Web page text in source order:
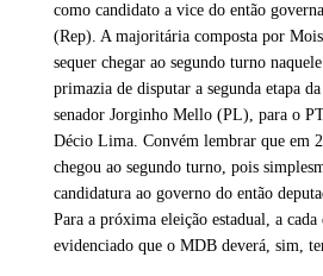
como candidato a vice do então
(Rep). A majoritária composta por
sequer chegar ao segundo turno
primazia de disputar a segunda etapa
senador Jorginho Mello (PL), para o
Décio Lima. Convém lembrar que em
chegou ao segundo turno, pois
candidatura ao governo do então
Para a próxima eleição estadual, a
evidenciado que o MDB deverá, sim,